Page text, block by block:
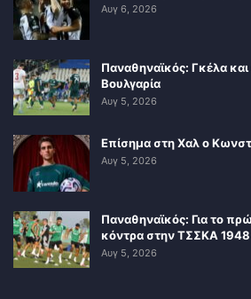
Αυγ 6, 2026
Παναθηναϊκός: Γκέλα και
Βουλγαρία
Αυγ 5, 2026
Επίσημα στη Χαλ ο
Αυγ 5, 2026
Παναθηναϊκός: Για το
κόντρα στην ΤΣΣΚΑ 1948
Αυγ 5, 2026